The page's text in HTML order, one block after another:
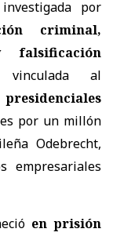
por
criminal,
al
por un millón
Odebrecht,
empresariales
en prisión